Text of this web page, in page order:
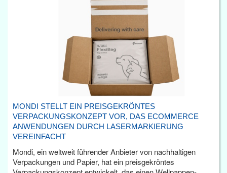
MONDI STELLT EIN PREISGEKRÖNTES
VERPACKUNGSKONZEPT VOR, DAS ECOMMERCE
ANWENDUNGEN DURCH LASERMARKIERUNG
VEREINFACHT
Mondi, ein weltweit führender Anbieter von nachhaltigen
Verpackungen und Papier, hat ein preisgekröntes